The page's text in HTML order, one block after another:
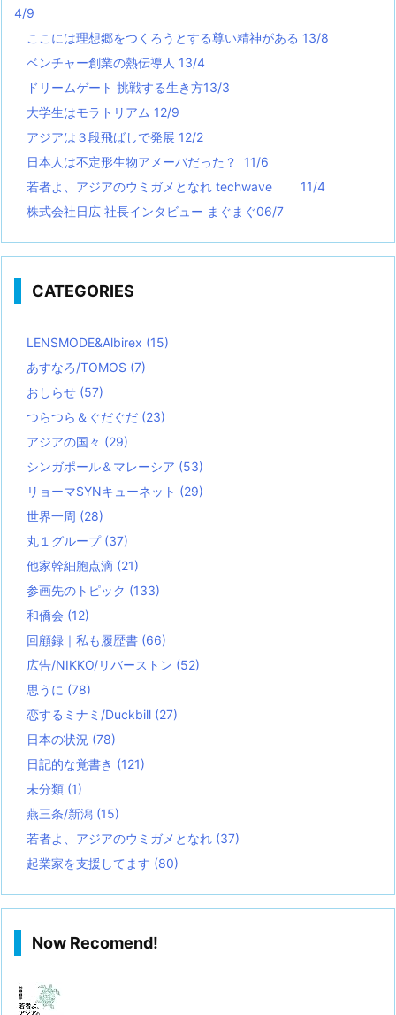
4/9
ここには理想郷をつくろうとする尊い精神がある 13/8
ベンチャー創業の熱伝導人 13/4
ドリームゲート 挑戦する生き方13/3
大学生はモラトリアム 12/9
アジアは３段飛ばしで発展 12/2
日本人は不定形生物アメーバだった？ 11/6
若者よ、アジアのウミガメとなれ techwave
11/4
株式会社日広 社長インタビュー まぐまぐ06/7
CATEGORIES
LENSMODE&Albirex (15)
あすなろ/TOMOS (7)
おしらせ (57)
つらつら＆ぐだぐだ (23)
アジアの国々 (29)
シンガポール＆マレーシア (53)
リョーマSYNキューネット (29)
世界一周 (28)
丸１グループ (37)
他家幹細胞点滴 (21)
参画先のトピック (133)
和僑会 (12)
回顧録｜私も履歴書 (66)
広告/NIKKO/リバーストン (52)
思うに (78)
恋するミナミ/Duckbill (27)
日本の状況 (78)
日記的な覚書き (121)
未分類 (1)
燕三条/新潟 (15)
若者よ、アジアのウミガメとなれ (37)
起業家を支援してます (80)
Now Recomend!